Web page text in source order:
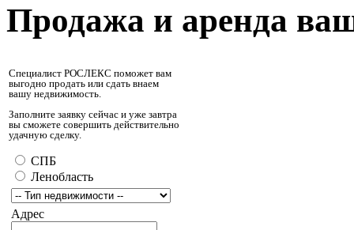
Продажа и аренда
Специалист РОСЛЕКС поможет вам
выгодно продать или сдать внаем
вашу недвижимость.
Заполните заявку сейчас и уже завтра
вы сможете совершить действительно
удачную сделку.
СПБ
Ленобласть
Адрес